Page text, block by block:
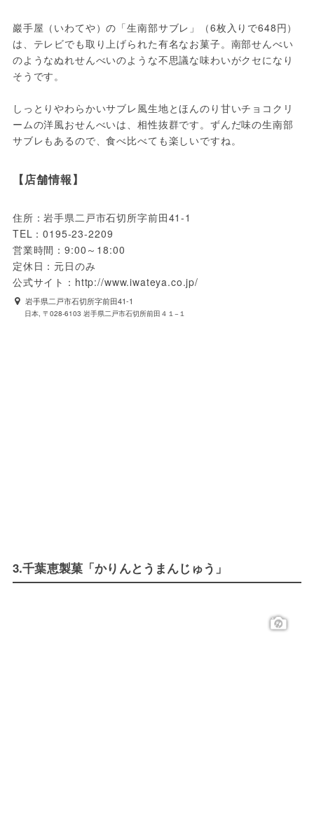
巖手屋（いわてや）の「生南部サブレ」（6枚入りで648円）
は、テレビでも取り上げられた有名なお菓子。南部せんべい
のようなぬれせんべいのような不思議な味わいがクセになり
そうです。
しっとりやわらかいサブレ風生地とほんのり甘いチョコクリ
ームの洋風おせんべいは、相性抜群です。ずんだ味の生南部
サブレもあるので、食べ比べても楽しいですね。
【店舗情報】
住所：岩手県二戸市石切所字前田41-1
TEL：0195-23-2209
営業時間：9:00～18:00
定休日：元日のみ
岩手県二戸市石切所字前田41-1
日本, 〒028-6103 岩手県二戸市石切所前田４１−１
3.千葉恵製菓「かりんとうまんじゅう」